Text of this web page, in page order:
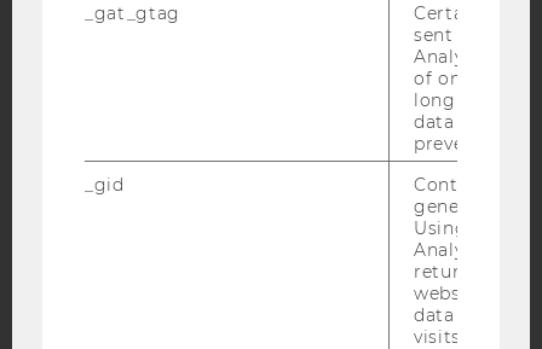
YouTube Bluesky
IMPRESSUM
BARRIEREFREIHEITSERKLÄRUNG WEBSEITE
DATENSCHUTZERKLÄRUNG SOCIAL MEDIA
STUDIENBEWERBER*INNEN UND STUDIERENDE
_gat_gtag
Certain data
sent to
Analytics a
of once per
long as it is
data
prevented.
_gid
Contains a
generated
Using this
Analytics can
returning
website and
data from
visits.